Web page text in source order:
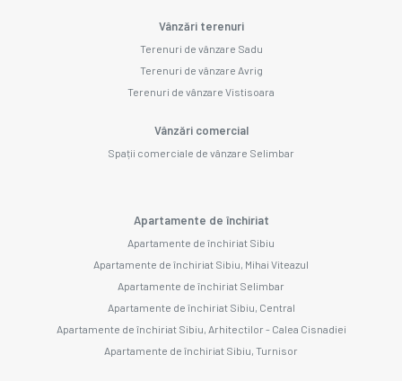
Vânzări terenuri
Terenuri de vânzare Sadu
Terenuri de vânzare Avrig
Terenuri de vânzare Vistisoara
Vânzări comercial
Spații comerciale de vânzare Selimbar
Apartamente de închiriat
Apartamente de închiriat Sibiu
Apartamente de închiriat Sibiu, Mihai Viteazul
Apartamente de închiriat Selimbar
Apartamente de închiriat Sibiu, Central
Apartamente de închiriat Sibiu, Arhitectilor - Calea Cisnadiei
Apartamente de închiriat Sibiu, Turnisor